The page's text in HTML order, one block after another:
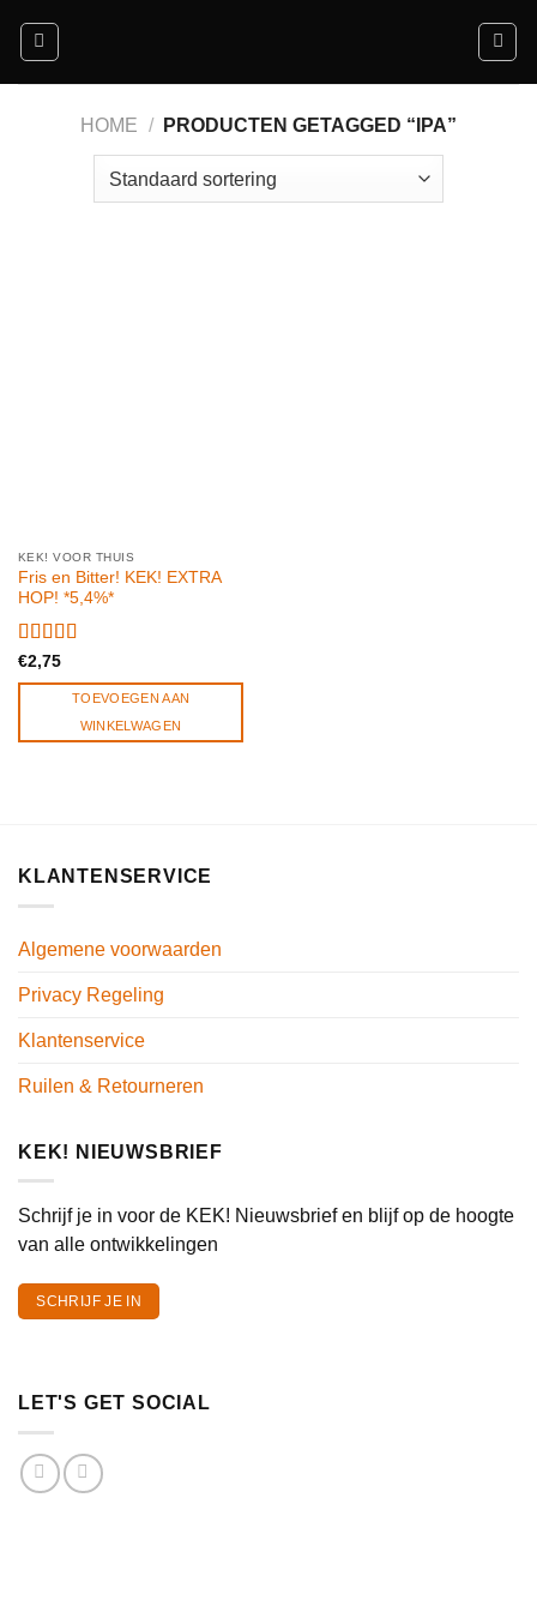
naar
HOME / PRODUCTEN GETAGGED “IPA”
KEK! VOOR THUIS
Fris en Bitter! KEK! EXTRA
HOP! *5,4%*
Gewaardeerd
5.00uit 5
€2,75
TOEVOEGEN AAN
WINKELWAGEN
KLANTENSERVICE
Algemene voorwaarden
Privacy Regeling
Klantenservice
Ruilen & Retourneren
KEK! NIEUWSBRIEF
Schrijf je in voor de KEK! Nieuwsbrief en blijf op de hoogte
van alle ontwikkelingen
SCHRIJF JE IN
LET'S GET SOCIAL